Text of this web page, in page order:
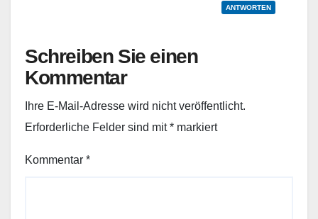
ANTWORTEN
Schreiben Sie einen
Kommentar
Ihre E-Mail-Adresse wird nicht veröffentlicht.
Erforderliche Felder sind mit* markiert
Kommentar *